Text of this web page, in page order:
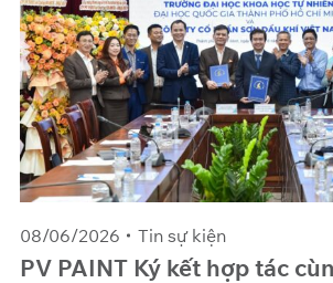
08/06/2026 Tin sự kiện
PV PAINT Ký kết hợp tác